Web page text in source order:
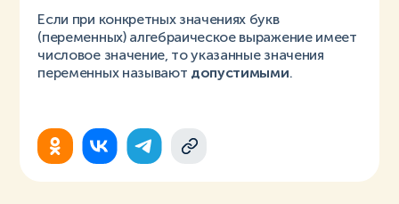
Если при конкретных значениях букв
(переменных) алгебраическое выражение имеет
числовое значение, то указанные значения
переменных называют допустимыми.